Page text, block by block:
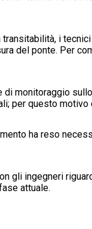
i
del ponte. Per
di monitoraggio
per questo
ha reso
gli ingegneri
attuale.